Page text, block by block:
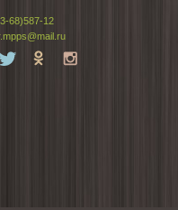
68)587-12
Tw